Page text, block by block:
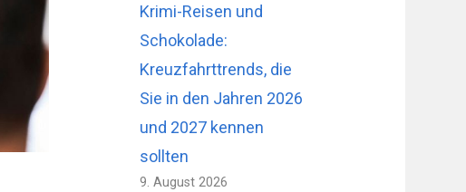
Krimi-Reisen und
Schokolade:
Kreuzfahrttrends, die
Sie in den Jahren 2026
und 2027 kennen
sollten
9. August 2026